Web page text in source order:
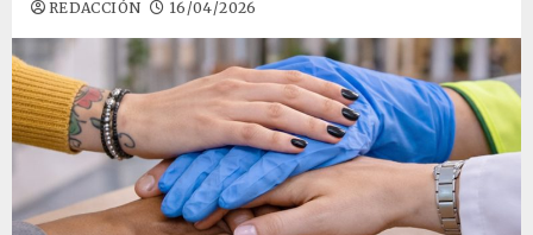
REDACCIÓN 16/04/2026